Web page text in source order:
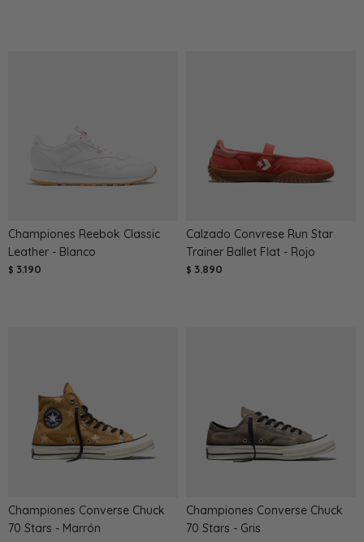
Championes Reebok Classic
Leather - Blanco
$ 3.190
Calzado Convrese Run Star
Trainer Ballet Flat - Rojo
$ 3.890
Championes Converse Chuck
70 Stars - Marrón
Championes Converse Chuck
70 Stars - Gris